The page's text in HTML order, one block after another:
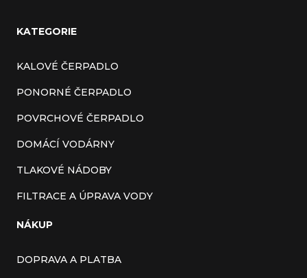
KATEGORIE
KALOVÉ ČERPADLO
PONORNÉ ČERPADLO
POVRCHOVÉ ČERPADLO
DOMÁCÍ VODÁRNY
TLAKOVÉ NÁDOBY
FILTRACE A ÚPRAVA VODY
NÁKUP
DOPRAVA A PLATBA